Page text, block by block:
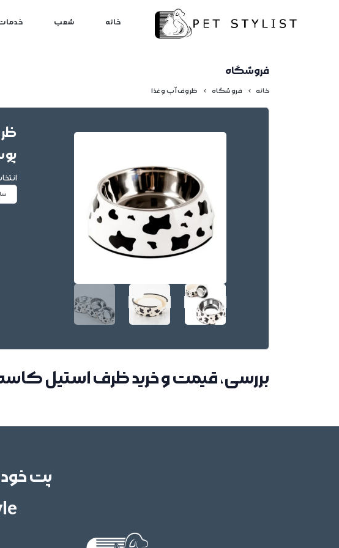
خانه شعب
فروشگاه
خانه فروشگاه ظروف آب و غذا
بررسی، قیمت و خرید ظرف استیل
پت خود